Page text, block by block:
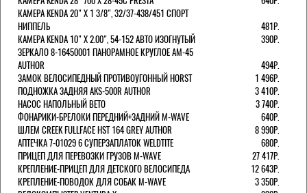
КАМЕРА KENDA 20" Х 1 3/8", 32/37-438/451 СПОРТ
НИППЕЛЬ
481Р.
КАМЕРА KENDA 10" Х 2.00", 54-152 АВТО ИЗОГНУТЫЙ
390Р.
ЗЕРКАЛО 8-16450001 ПАНОРАМНОЕ КРУГЛОЕ AM-45
AUTHOR
494Р.
ЗАМОК ВЕЛОСИПЕДНЫЙ ПРОТИВОУГОННЫЙ HORST
1 496Р.
ПОДНОЖКА ЗАДНЯЯ AKS-500R AUTHOR
3 410Р.
НАСОС НАПОЛЬНЫЙ BETO
3 740Р.
ФОНАРИКИ-БРЕЛОКИ ПЕРЕДНИЙ+ЗАДНИЙ M-WAVE
640Р.
ШЛЕМ CREEK FULLFACE HST 164 GREY AUTHOR
8 990Р.
АПТЕЧКА 7-01029 6 СУПЕРЗАПЛАТОК WELDTITE
680Р.
ПРИЦЕП ДЛЯ ПЕРЕВОЗКИ ГРУЗОВ M-WAVE
27 417Р.
КРЕПЛЕНИЕ-ПРИЦЕП ДЛЯ ДЕТСКОГО ВЕЛОСИПЕДА
12 643Р.
КРЕПЛЕНИЕ-ПОВОДОК ДЛЯ СОБАК M-WAVE
3 350Р.